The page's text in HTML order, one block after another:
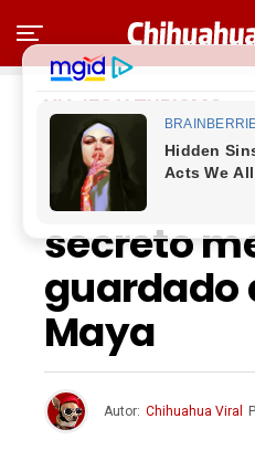
VIAJES Y TURISMO
Bahía
Quintana
secreto
guardado
Maya
Autor: Chihuahua Viral